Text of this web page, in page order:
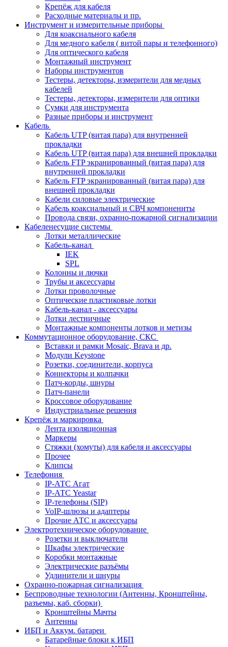
Крепёж для кабеля
Расходные материалы и пр.
Инструмент и измерительные приборы
Для коаксиального кабеля
Для медного кабеля ( витой пары и телефонного)
Для оптического кабеля
Монтажный инструмент
Наборы инструментов
Тестеры, детекторы, измерители для медных
кабелей
Тестеры, детекторы, измерители для оптики
Сумки для инструмента
Разные приборы и инструмент
Кабель
Кабель UTP (витая пара) для внутренней
прокладки
Кабель UTP (витая пара) для внешней прокладки
Кабель FTP экранированный (витая пара) для
внутренней прокладки
Кабель FTP экранированный (витая пара) для
внешней прокладки
Кабели силовые электрические
Кабель коаксиальный и СВЧ компоненнты
Провода связи, охранно-пожарной сигнализации
Кабеленесущие системы
Лотки металлические
Кабель-канал
IEK
SPL
Колонны и лючки
Трубы и аксессуары
Лотки проволочные
Оптические пластиковые лотки
Кабель-канал - аксессуары
Лотки лестничные
Монтажные компоненты лотков и метизы
Коммутационное оборудование, СКС
Вставки и рамки Mosaic, Brava и др.
Модули Keystone
Розетки, соединители, корпуса
Коннекторы и колпачки
Патч-корды, шнуры
Патч-панели
Кроссовое оборудование
Индустриальные решения
Крепёж и маркировка
Лента изоляционная
Маркеры
Стяжки (хомуты) для кабеля и аксессуары
Прочее
Клипсы
Телефония
IP-АТС Агат
IP-АТС Yeastar
IP-телефоны (SIP)
VoIP-шлюзы и адаптеры
Прочие АТС и аксессуары
Электротехническое оборудование
Розетки и выключатели
Шкафы электрические
Коробки монтажные
Электрические разъёмы
Удлинители и шнуры
Охранно-пожарная сигнализация
Беспроводные технологии (Антенны, Кронштейны,
разъемы, каб. сборки)
Кронштейны Мачты
Антенны
ИБП и Аккум. батареи
Батарейные блоки к ИБП